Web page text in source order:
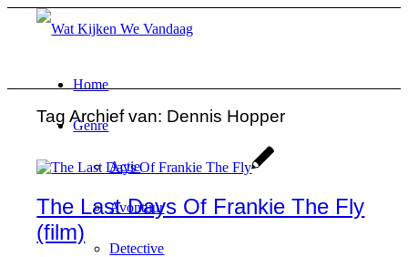
Home
Genre
Actie
Avontuur
Detective
Tag Archief van: Dennis Hopper
The Last Days Of Frankie The Fly
(film)